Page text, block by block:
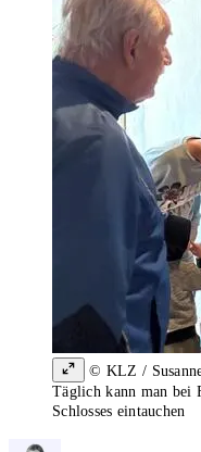
© KLZ /
Täglich kann man bei
Schlosses eintauchen